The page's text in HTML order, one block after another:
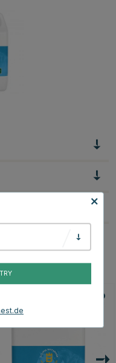
könnten